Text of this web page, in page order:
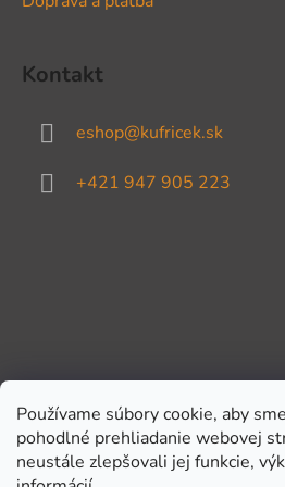
Používame súbory cookie, aby
pohodlné prehliadanie webovej
neustále zlepšovali jej funkcie,
Kontakt
eshop@kufricek.sk
+421 947 905 223
Prijímame online platby